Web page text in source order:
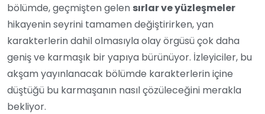
bölümde, geçmişten gelen sırlar ve yüzleşmeler
hikayenin seyrini tamamen değiştirirken, yan
karakterlerin dahil olmasıyla olay örgüsü çok daha
geniş ve karmaşık bir yapıya bürünüyor. İzleyiciler, bu
akşam yayınlanacak bölümde karakterlerin içine
düştüğü bu karmaşanın nasıl çözüleceğini merakla
bekliyor.